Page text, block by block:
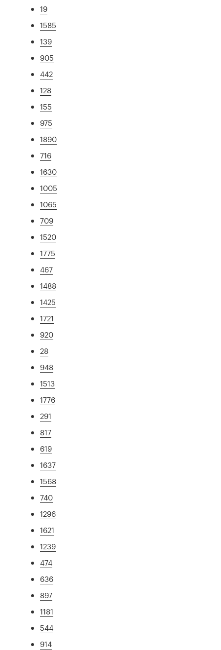
19
1585
139
905
442
128
155
975
1890
716
1630
1005
1065
709
1520
1775
467
1488
1425
1721
920
28
948
1513
1776
291
817
619
1637
1568
740
1296
1621
1239
474
636
897
1181
544
914